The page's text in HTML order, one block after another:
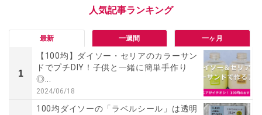
最新 一週間 一ヶ月
1
【100均】ダイソー・セリアのカラーサン
ドでプチDIY！子供と一緒に簡単手作り
◎...
2024/06/18
100均ダイソーの「ラベルシール」は透明